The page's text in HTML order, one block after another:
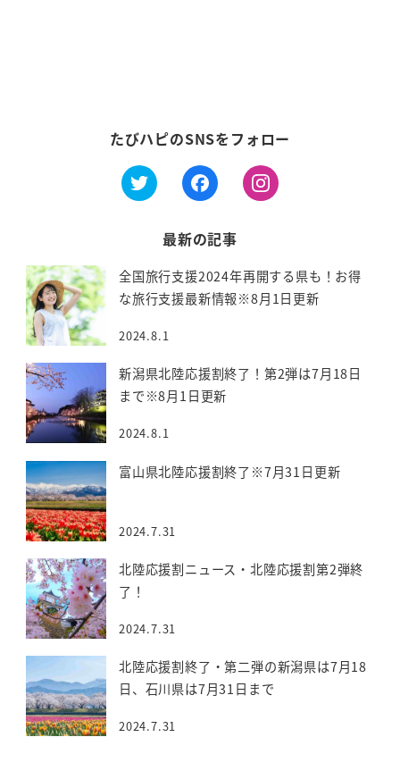
たびハピのSNSをフォロー
最新の記事
全国旅行支援2024年再開する県も！お得
な旅行支援最新情報※8月1日更新
2024.8.1
新潟県北陸応援割終了！第2弾は7月18日
まで※8月1日更新
2024.8.1
富山県北陸応援割終了※7月31日更新
2024.7.31
北陸応援割ニュース・北陸応援割第2弾終
了！
2024.7.31
北陸応援割終了・第二弾の新潟県は7月18
日、石川県は7月31日まで
2024.7.31